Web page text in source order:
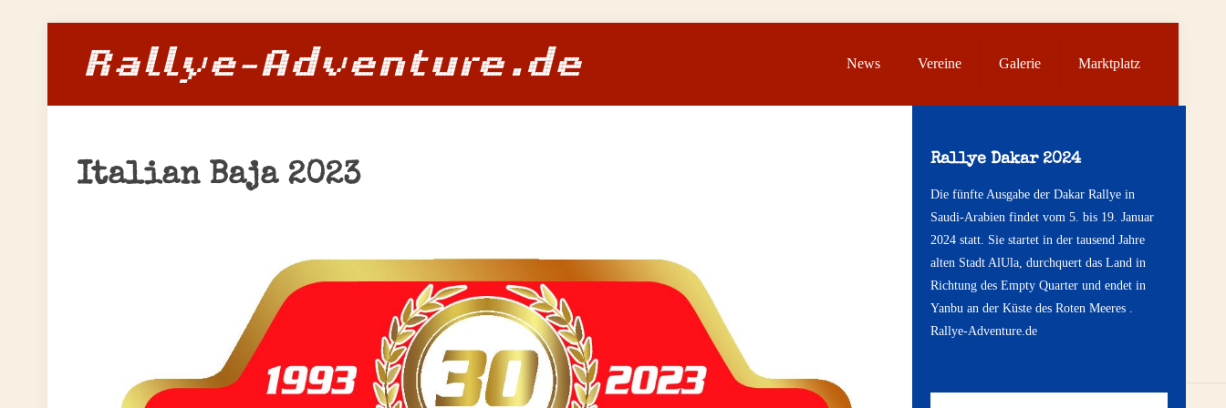
News Vereine Galerie Marktplatz
Italian Baja 2023
Rallye Dakar 2024
Die fünfte Ausgabe der Dakar Rallye in
Saudi-Arabien findet vom 5. bis 19. Januar
2024 statt. Sie startet in der tausend Jahre
alten Stadt AlUla, durchquert das Land in
Richtung des Empty Quarter und endet in
Yanbu an der Küste des Roten Meeres .
Rallye-Adventure.de